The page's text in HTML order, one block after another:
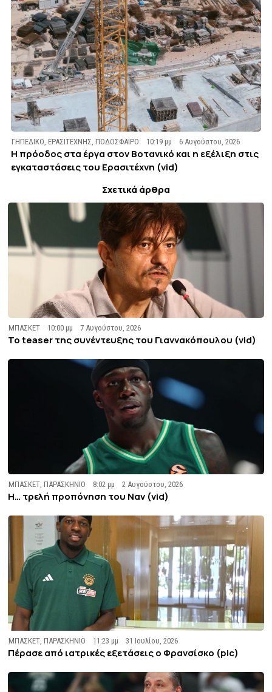
ΓΗΠΕΔΙΚΟ ,ΕΡΑΣΙΤΕΧΝΗΣ ,ΠΟΔΟΣΦΑΙΡΟ 10:19 μμ 6 Αυγούστου, 2026
Η πρόοδος στα έργα στον Βοτανικό και η εξέλιξη στις
εγκαταστάσεις του Ερασιτέχνη (vid)
Σχετικά άρθρα
ΜΠΑΣΚΕΤ 10:00 μμ 7 Αυγούστου, 2026
To teaser της συνέντευξης του Γιαννακόπουλου (vid)
ΜΠΑΣΚΕΤ ,ΠΑΡΑΣΚΗΝΙΟ 8:02 μμ 2 Αυγούστου, 2026
Η… τρελή προπόνηση του Ναν (vid)
ΜΠΑΣΚΕΤ ,ΠΑΡΑΣΚΗΝΙΟ 11:23 μμ 31 Ιουλίου, 2026
Πέρασε από ιατρικές εξετάσεις ο Φρανσίσκο (pic)